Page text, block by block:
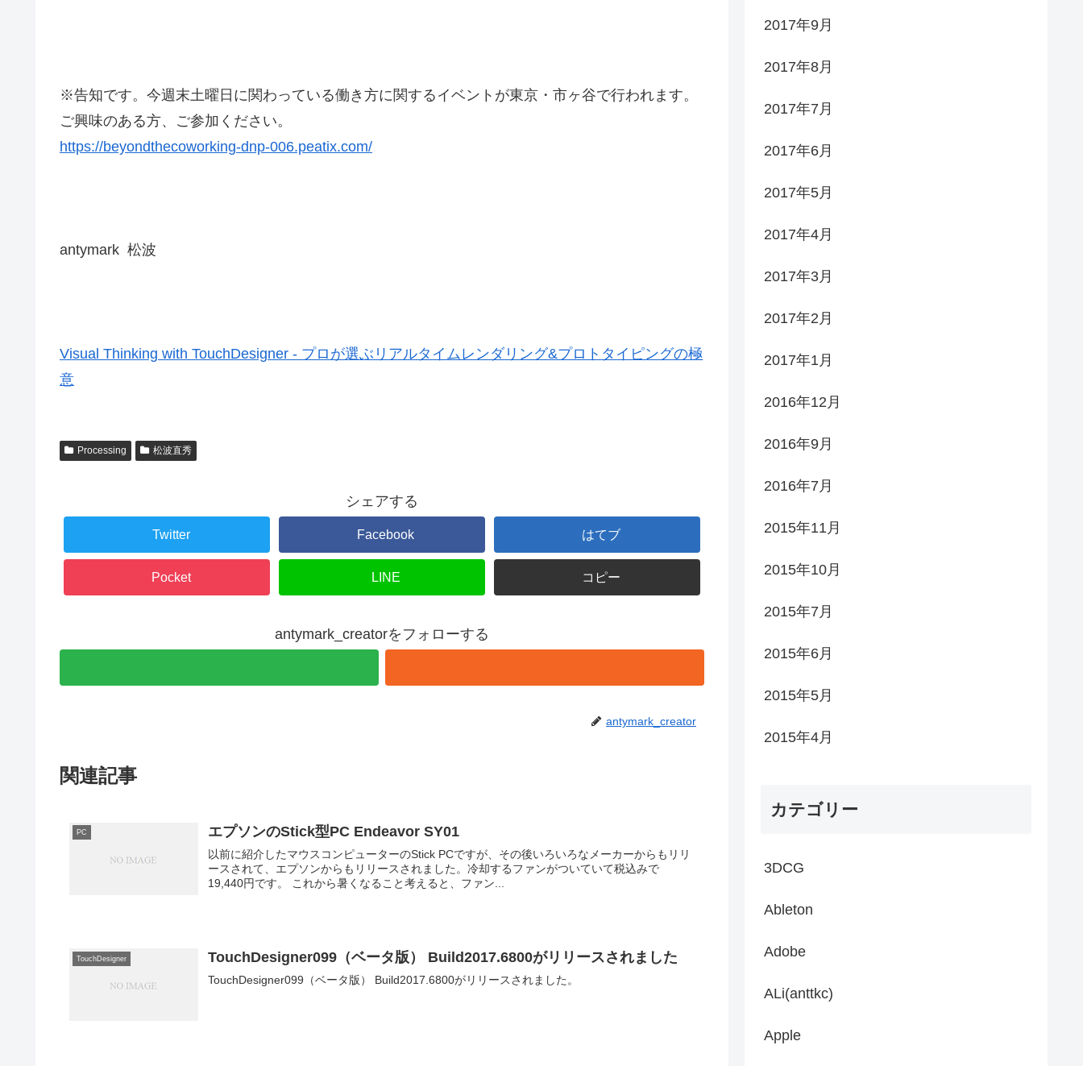
※告知です。今週末土曜日に関わっている働き方に関するイベントが東京・市ヶ谷で行われます。
ご興味のある方、ご参加ください。
https://beyondthecoworking-dnp-006.peatix.com/
antymark 松波
Visual Thinking with TouchDesigner - プロが選ぶリアルタイムレンダリング&プロトタイピングの極
意
Processing 松波直秀
シェアする
Twitter Facebook はてブ
Pocket LINE コピー
antymark_creatorをフォローする
antymark_creator
関連記事
PC エプソンのStick型PC Endeavor SY01
以前に紹介したマウスコンピューターのStick PCですが、その後いろいろなメーカーからもリリ
ースされて、エプソンからもリリースされました。冷却するファンがついていて税込みで
19,440円です。 これから暑くなること考えると、ファン...
TouchDesigner TouchDesigner099（ベータ版） Build2017.6800がリリースされました
TouchDesigner099（ベータ版） Build2017.6800がリリースされました。
2017年9月
2017年8月
2017年7月
2017年6月
2017年5月
2017年4月
2017年3月
2017年2月
2017年1月
2016年12月
2016年9月
2016年7月
2015年11月
2015年10月
2015年7月
2015年6月
2015年5月
2015年4月
カテゴリー
3DCG
Ableton
Adobe
ALi(anttkc)
Apple